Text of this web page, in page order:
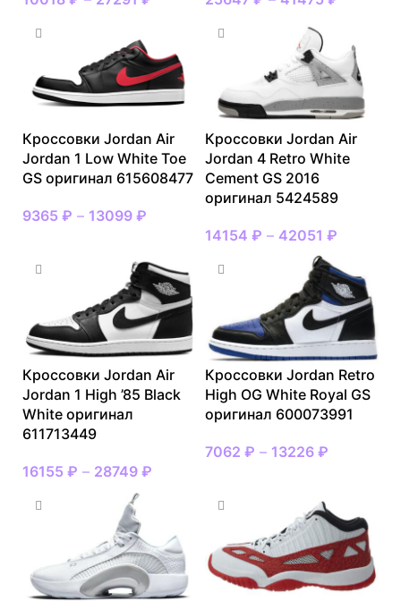
Кроссовки Jordan Air
Jordan 1 Low White Toe
GS оригинал 615608477
9365 ₽ – 13099 ₽
Кроссовки Jordan Air
Jordan 4 Retro White
Cement GS 2016
оригинал 5424589
14154 ₽ – 42051 ₽
Кроссовки Jordan Air
Jordan 1 High ’85 Black
White оригинал
611713449
16155 ₽ – 28749 ₽
Кроссовки Jordan Retro
High OG White Royal GS
оригинал 600073991
7062 ₽ – 13226 ₽